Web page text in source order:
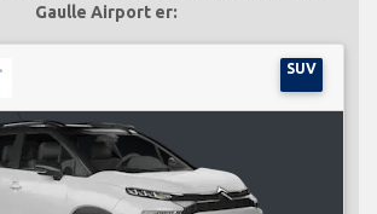
Gaulle Airport er:
SUV